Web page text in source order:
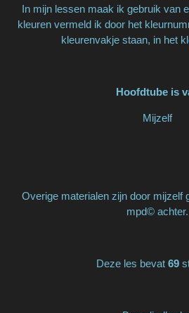
In mijn lessen maak ik gebruik van
kleuren vermeld ik door het
kleurenvakje staan, in het
Hoofdtube is
Mijzelf
Overige materialen zijn door mijzelf
mpd© achter.
Deze les bevat 69